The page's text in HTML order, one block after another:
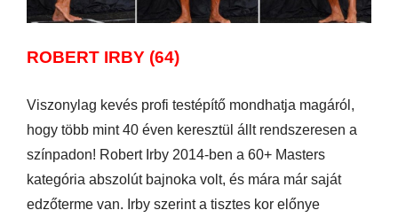
ROBERT IRBY (64)
Viszonylag kevés profi testépítő mondhatja magáról,
hogy több mint 40 éven keresztül állt rendszeresen a
színpadon! Robert Irby 2014-ben a 60+ Masters
kategória abszolút bajnoka volt, és mára már saját
edzőterme van. Irby szerint a tisztes kor előnye